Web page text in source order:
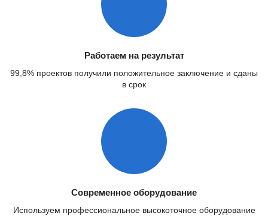
Работаем на результат
99,8% проектов получили положительное заключение и сданы
в срок
Современное оборудование
Используем профессиональное высокоточное оборудование